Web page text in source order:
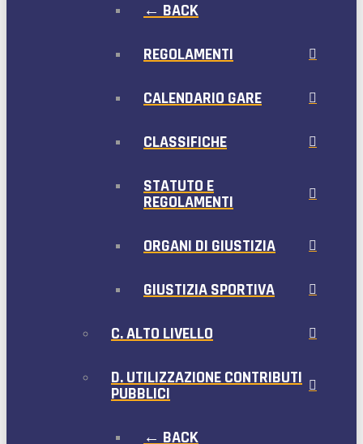
← BACK
REGOLAMENTI
CALENDARIO GARE
CLASSIFICHE
STATUTO E
REGOLAMENTI
ORGANI DI GIUSTIZIA
GIUSTIZIA SPORTIVA
C. ALTO LIVELLO
D. UTILIZZAZIONE CONTRIBUTI
PUBBLICI
← BACK